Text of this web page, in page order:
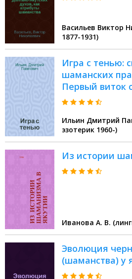
Васильев Виктор
1877-1931)
Игра с тенью:
шаманских
Первый виток
осознание тени
Ильин Дмитрий
эзотерик 1960-)
Из истории
Иванова А. В.
Эволюция
(шаманства) у